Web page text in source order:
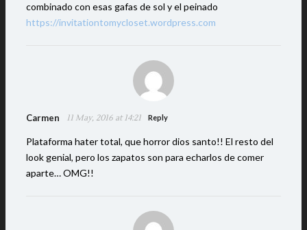
combinado con esas gafas de sol y el peinado
https://invitationtomycloset.wordpress.com
Carmen 11 May, 2016 at 14:21 Reply
Plataforma hater total, que horror dios santo!! El resto del
look genial, pero los zapatos son para echarlos de comer
aparte… OMG!!